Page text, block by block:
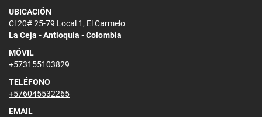
UBICACIÓN
Cl 20# 25-79 Local 1, El Carmelo
La Ceja - Antioquia - Colombia
MÓVIL
+573155103829
TELÉFONO
+576045532265
EMAIL